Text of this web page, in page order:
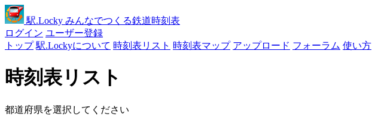
駅.Locky みんなでつくる鉄道時刻表
ログイン ユーザー登録
トップ 駅.Lockyについて 時刻表リスト 時刻表マップ アップロード フォーラム 使い方
時刻表リスト
都道府県を選択してください